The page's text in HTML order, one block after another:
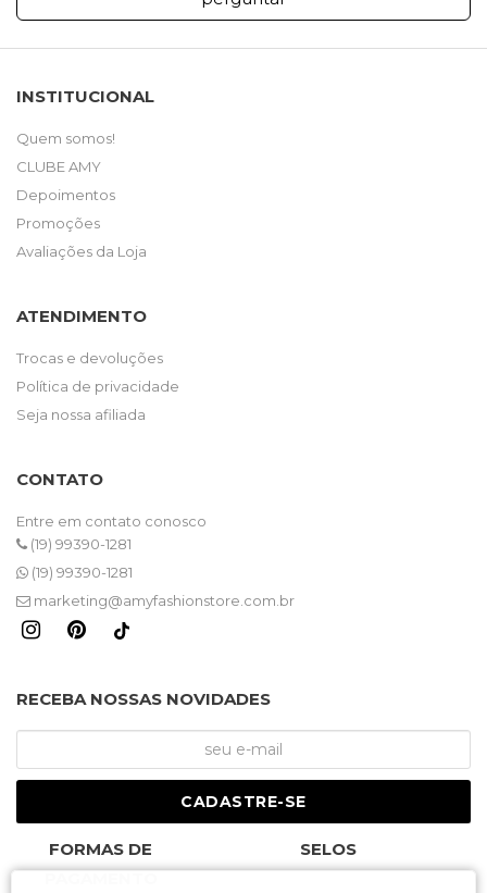
INSTITUCIONAL
Quem somos!
CLUBE AMY
Depoimentos
Promoções
Avaliações da Loja
ATENDIMENTO
Trocas e devoluções
Política de privacidade
Seja nossa afiliada
CONTATO
Entre em contato conosco
(19) 99390-1281
(19) 99390-1281
marketing@amyfashionstore.com.br
RECEBA NOSSAS NOVIDADES
CADASTRE-SE
FORMAS DE
SELOS